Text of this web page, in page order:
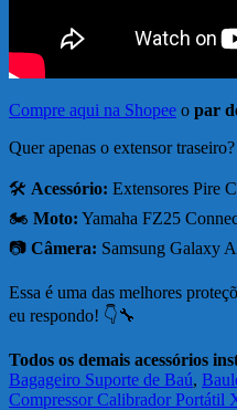
Compre aqui na Shopee o par
Quer apenas o extensor traseiro?
🛠️ Acessório: Extensores Pire
🏍️ Moto: Yamaha FZ25
📷 Câmera: Samsung Galaxy
Essa é uma das melhores
eu respondo! 👇🔧
Todos os demais acessórios
Bagageiro Suporte de Baú,
Compressor Calibrador Portátil